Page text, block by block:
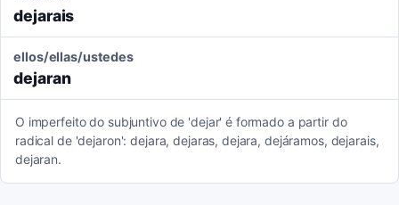
dejarais
ellos/ellas/ustedes
dejaran
O imperfeito do subjuntivo de 'dejar' é formado a partir do
radical de 'dejaron': dejara, dejaras, dejara, dejáramos, dejarais,
dejaran.